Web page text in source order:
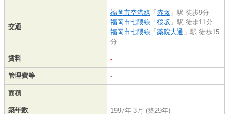
交通
福岡市空港線 「 赤坂 」駅 徒歩9分
福岡市七隈線 「 桜坂 」駅 徒歩11分
福岡市七隈線 「 薬院大通 」駅 徒歩15
分
賃料 -
管理費等 -
面積 -
築年数 1997年 3月 (築29年)